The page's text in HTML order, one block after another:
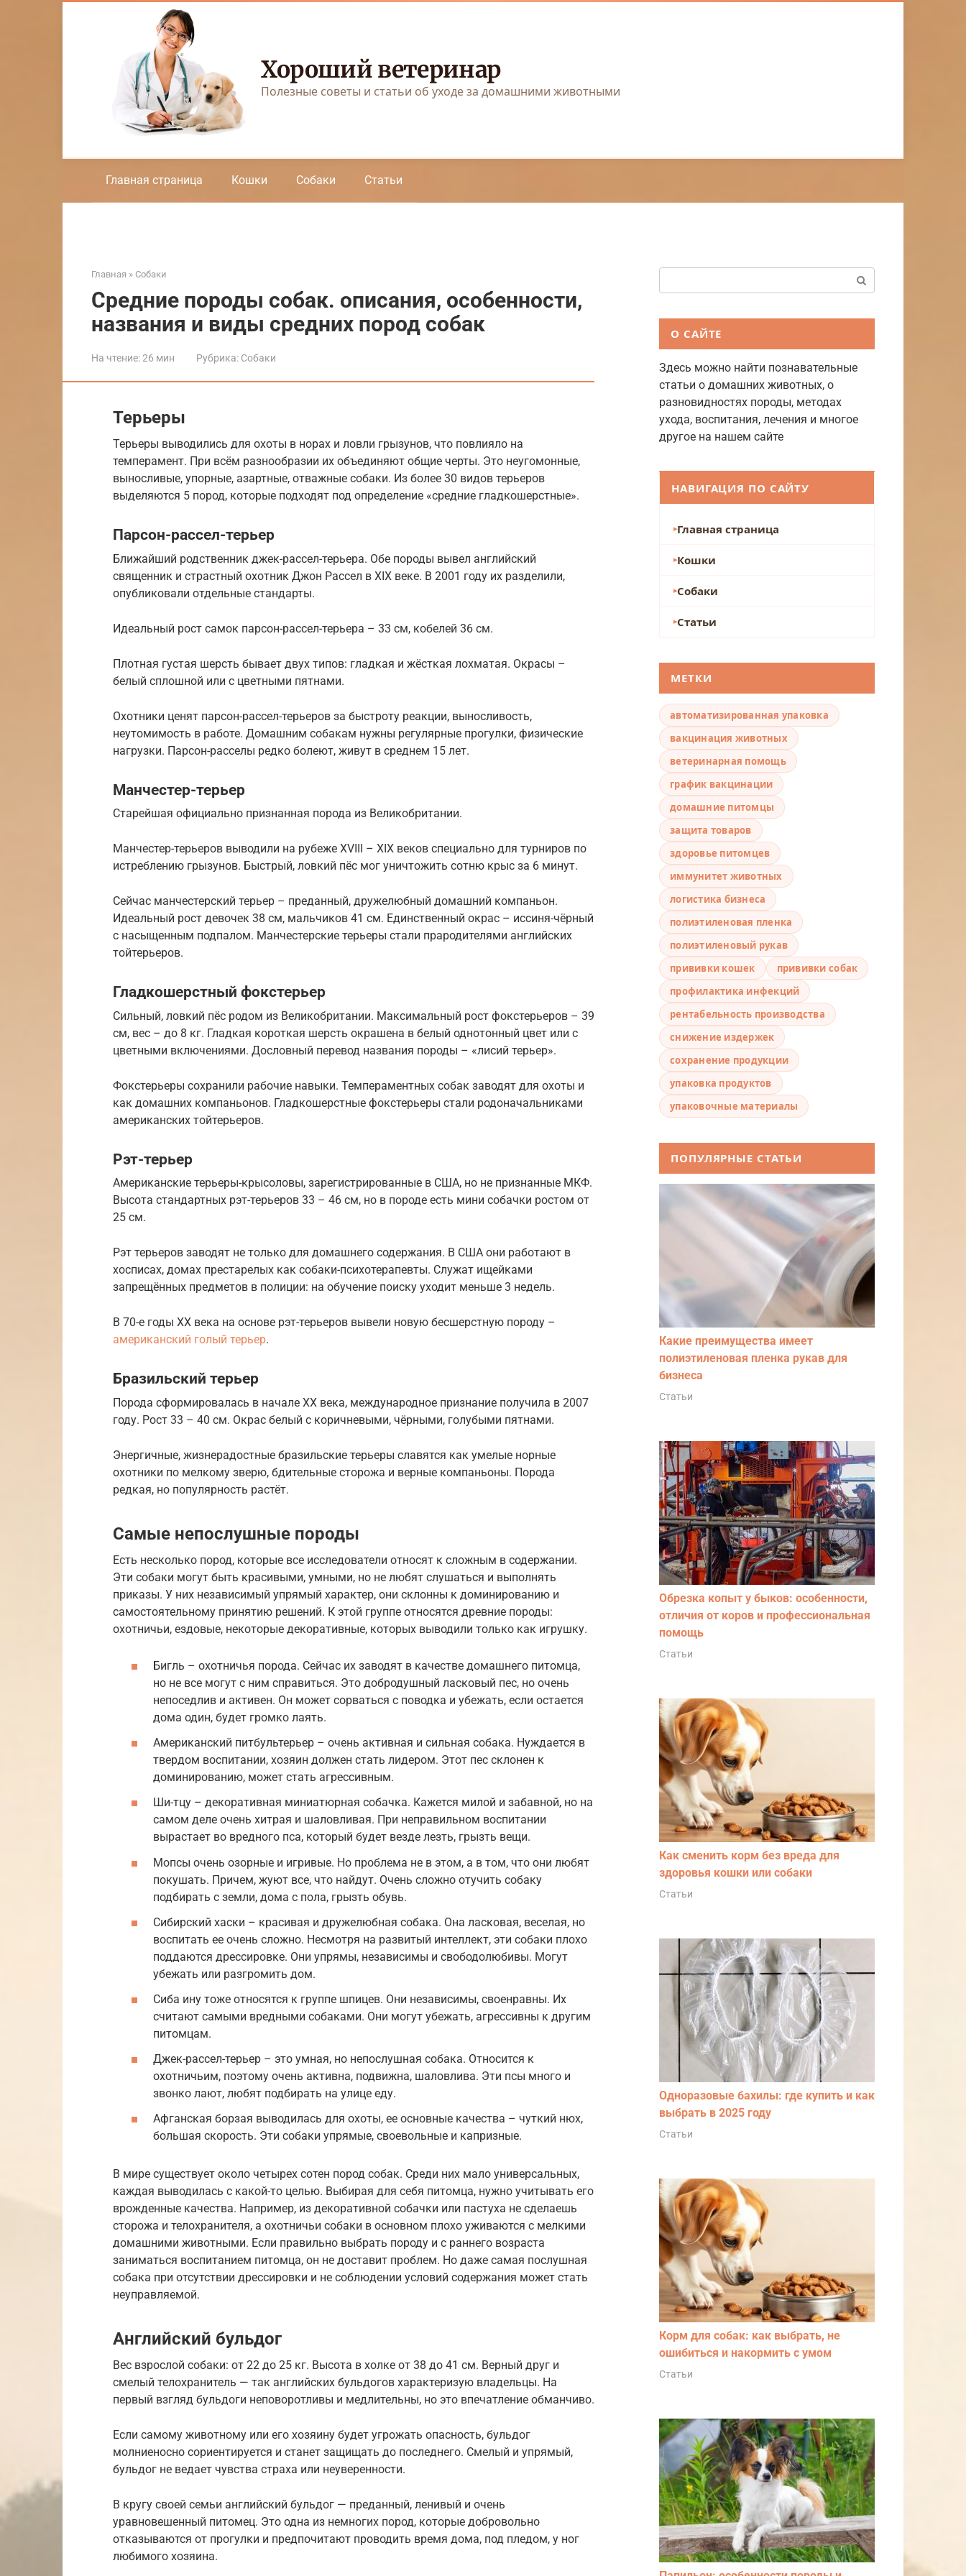
Хороший ветеринар
Полезные советы и статьи об уходе за домашними животными
Главная страница Кошки Собаки Статьи
Главная » Собаки
Средние породы собак. описания, особенности,
названия и виды средних пород собак
На чтение:26 мин Рубрика: Собаки
Терьеры
Терьеры выводились для охоты в норах и ловли грызунов, что повлияло на
темперамент. При всём разнообразии их объединяют общие черты. Это неугомонные,
выносливые, упорные, азартные, отважные собаки. Из более 30 видов терьеров
выделяются 5 пород, которые подходят под определение «средние гладкошерстные».
Парсон-рассел-терьер
Ближайший родственник джек-рассел-терьера. Обе породы вывел английский
священник и страстный охотник Джон Рассел в XIX веке. В 2001 году их разделили,
опубликовали отдельные стандарты.
Идеальный рост самок парсон-рассел-терьера – 33 см, кобелей 36 см.
Плотная густая шерсть бывает двух типов: гладкая и жёсткая лохматая. Окрасы –
белый сплошной или с цветными пятнами.
Охотники ценят парсон-рассел-терьеров за быстроту реакции, выносливость,
неутомимость в работе. Домашним собакам нужны регулярные прогулки, физические
нагрузки. Парсон-расселы редко болеют, живут в среднем 15 лет.
Манчестер-терьер
Старейшая официально признанная порода из Великобритании.
Манчестер-терьеров выводили на рубеже XVIII – XIX веков специально для турниров по
истреблению грызунов. Быстрый, ловкий пёс мог уничтожить сотню крыс за 6 минут.
Сейчас манчестерский терьер – преданный, дружелюбный домашний компаньон.
Идеальный рост девочек 38 см, мальчиков 41 см. Единственный окрас – иссиня-чёрный
с насыщенным подпалом. Манчестерские терьеры стали прародителями английских
тойтерьеров.
Гладкошерстный фокстерьер
Сильный, ловкий пёс родом из Великобритании. Максимальный рост фокстерьеров – 39
см, вес – до 8 кг. Гладкая короткая шерсть окрашена в белый однотонный цвет или с
цветными включениями. Дословный перевод названия породы – «лисий терьер».
Фокстерьеры сохранили рабочие навыки. Темпераментных собак заводят для охоты и
как домашних компаньонов. Гладкошерстные фокстерьеры стали родоначальниками
американских тойтерьеров.
Рэт-терьер
Американские терьеры-крысоловы, зарегистрированные в США, но не признанные МКФ.
Высота стандартных рэт-терьеров 33 – 46 см, но в породе есть мини собачки ростом от
25 см.
Рэт терьеров заводят не только для домашнего содержания. В США они работают в
хосписах, домах престарелых как собаки-психотерапевты. Служат ищейками
запрещённых предметов в полиции: на обучение поиску уходит меньше 3 недель.
В 70-е годы XX века на основе рэт-терьеров вывели новую бесшерстную породу –
американский голый терьер.
Бразильский терьер
Порода сформировалась в начале XX века, международное признание получила в 2007
году. Рост 33 – 40 см. Окрас белый с коричневыми, чёрными, голубыми пятнами.
Энергичные, жизнерадостные бразильские терьеры славятся как умелые норные
охотники по мелкому зверю, бдительные сторожа и верные компаньоны. Порода
редкая, но популярность растёт.
Самые непослушные породы
Есть несколько пород, которые все исследователи относят к сложным в содержании.
Эти собаки могут быть красивыми, умными, но не любят слушаться и выполнять
приказы. У них независимый упрямый характер, они склонны к доминированию и
самостоятельному принятию решений. К этой группе относятся древние породы:
охотничьи, ездовые, некоторые декоративные, которых выводили только как игрушку.
Бигль – охотничья порода. Сейчас их заводят в качестве домашнего питомца,
но не все могут с ним справиться. Это добродушный ласковый пес, но очень
непоседлив и активен. Он может сорваться с поводка и убежать, если остается
дома один, будет громко лаять.
Американский питбультерьер – очень активная и сильная собака. Нуждается в
твердом воспитании, хозяин должен стать лидером. Этот пес склонен к
доминированию, может стать агрессивным.
Ши-тцу – декоративная миниатюрная собачка. Кажется милой и забавной, но на
самом деле очень хитрая и шаловливая. При неправильном воспитании
вырастает во вредного пса, который будет везде лезть, грызть вещи.
Мопсы очень озорные и игривые. Но проблема не в этом, а в том, что они любят
покушать. Причем, жуют все, что найдут. Очень сложно отучить собаку
подбирать с земли, дома с пола, грызть обувь.
Сибирский хаски – красивая и дружелюбная собака. Она ласковая, веселая, но
воспитать ее очень сложно. Несмотря на развитый интеллект, эти собаки плохо
поддаются дрессировке. Они упрямы, независимы и свободолюбивы. Могут
убежать или разгромить дом.
Сиба ину тоже относятся к группе шпицев. Они независимы, своенравны. Их
считают самыми вредными собаками. Они могут убежать, агрессивны к другим
питомцам.
Джек-рассел-терьер – это умная, но непослушная собака. Относится к
охотничьим, поэтому очень активна, подвижна, шаловлива. Эти псы много и
звонко лают, любят подбирать на улице еду.
Афганская борзая выводилась для охоты, ее основные качества – чуткий нюх,
большая скорость. Эти собаки упрямые, своевольные и капризные.
В мире существует около четырех сотен пород собак. Среди них мало универсальных,
каждая выводилась с какой-то целью. Выбирая для себя питомца, нужно учитывать его
врожденные качества. Например, из декоративной собачки или пастуха не сделаешь
сторожа и телохранителя, а охотничьи собаки в основном плохо уживаются с мелкими
домашними животными. Если правильно выбрать породу и с раннего возраста
заниматься воспитанием питомца, он не доставит проблем. Но даже самая послушная
собака при отсутствии дрессировки и не соблюдении условий содержания может стать
неуправляемой.
Английский бульдог
Вес взрослой собаки: от 22 до 25 кг. Высота в холке от 38 до 41 см. Верный друг и
смелый телохранитель — так английских бульдогов характеризую владельцы. На
первый взгляд бульдоги неповоротливы и медлительны, но это впечатление обманчиво.
Если самому животному или его хозяину будет угрожать опасность, бульдог
молниеносно сориентируется и станет защищать до последнего. Смелый и упрямый,
бульдог не ведает чувства страха или неуверенности.
В кругу своей семьи английский бульдог — преданный, ленивый и очень
уравновешенный питомец. Это одна из немногих пород, которые добровольно
отказываются от прогулки и предпочитают проводить время дома, под пледом, у ног
любимого хозяина.
О САЙТЕ
Здесь можно найти познавательные
статьи о домашних животных, о
разновидностях породы, методах
ухода, воспитания, лечения и многое
другое на нашем сайте
НАВИГАЦИЯ ПО САЙТУ
Главная страница
Кошки
Собаки
Статьи
МЕТКИ
автоматизированная упаковка
вакцинация животных
ветеринарная помощь
график вакцинации
домашние питомцы
защита товаров
здоровье питомцев
иммунитет животных
логистика бизнеса
полиэтиленовая пленка
полиэтиленовый рукав
прививки кошек
прививки собак
профилактика инфекций
рентабельность производства
снижение издержек
сохранение продукции
упаковка продуктов
упаковочные материалы
ПОПУЛЯРНЫЕ СТАТЬИ
Какие преимущества имеет
полиэтиленовая пленка рукав для
бизнеса
Статьи
Обрезка копыт у быков: особенности,
отличия от коров и профессиональная
помощь
Статьи
Как сменить корм без вреда для
здоровья кошки или собаки
Статьи
Одноразовые бахилы: где купить и как
выбрать в 2025 году
Статьи
Корм для собак: как выбрать, не
ошибиться и накормить с умом
Статьи